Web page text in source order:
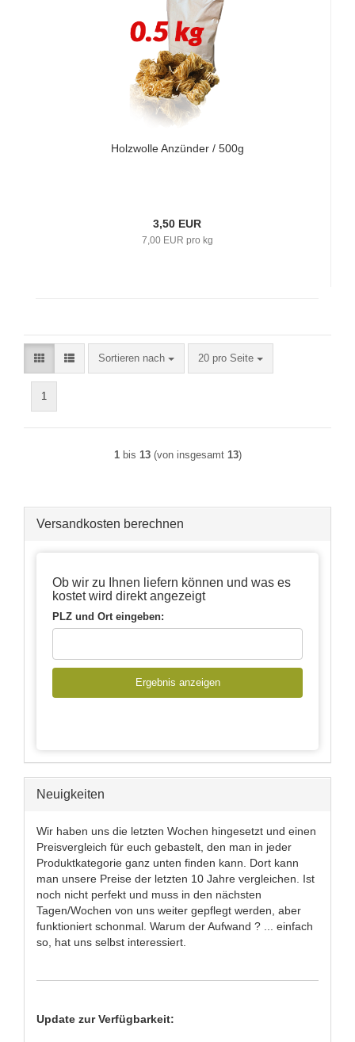
Holzwolle Anzünder / 500g
3,50 EUR
7,00 EUR pro kg
Sortieren nach
Sortieren nach 20 pro Seite
pro Seite
1
1bis 13(von insgesamt 13)
Versandkosten berechnen
Ob wir zu Ihnen liefern können und was es
kostet wird direkt angezeigt
PLZ und Ort eingeben:
Ergebnis anzeigen
Neuigkeiten
Wir haben uns die letzten Wochen hingesetzt und einen
Preisvergleich für euch gebastelt, den man in jeder
Produktkategorie ganz unten finden kann. Dort kann
man unsere Preise der letzten 10 Jahre vergleichen. Ist
noch nicht perfekt und muss in den nächsten
Tagen/Wochen von uns weiter gepflegt werden, aber
funktioniert schonmal. Warum der Aufwand ? ... einfach
so, hat uns selbst interessiert.
Update zur Verfügbarkeit: